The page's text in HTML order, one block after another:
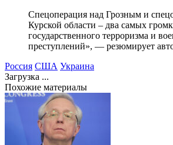
Спецоперация над Грозным и
Курской области – два самых
государственного терроризма и
преступлений», — резюмирует
Россия США Украина
Загрузка ...
Похожие материалы